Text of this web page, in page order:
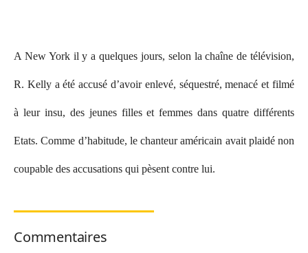
A New York il y a quelques jours, selon lachaîne de télévision,
R. Kelly a été accusé d’avoir enlevé, séquestré, menacé et filmé
à leur insu, des jeunes filles et femmes dans quatre différents
Etats. Comme d’habitude, le chanteur américain avait plaidé non
coupable des accusations qui pèsent contre lui.
Commentaires